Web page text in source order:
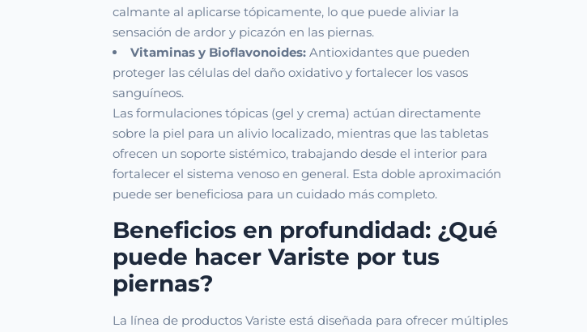
calmante al aplicarse tópicamente, lo que puede aliviar la
sensación de ardor y picazón en las piernas.
Vitaminas y Bioflavonoides:Antioxidantes que pueden
proteger las células del daño oxidativo y fortalecer los vasos
sanguíneos.
Las formulaciones tópicas (gel y crema) actúan directamente
sobre la piel para un alivio localizado, mientras que las tabletas
ofrecen un soporte sistémico, trabajando desde el interior para
fortalecer el sistema venoso en general. Esta doble aproximación
puede ser beneficiosa para un cuidado más completo.
Beneficios en profundidad: ¿Qué
puede hacer Variste por tus
piernas?
La línea de productos Variste está diseñada para ofrecer múltiples